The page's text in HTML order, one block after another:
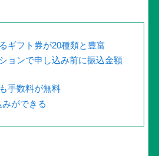
ギフト券が20種類と豊富
ョンで申し込み前に振込金額
手数料が無料
ができる